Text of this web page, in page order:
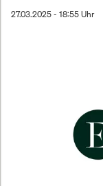
27.03.2025 - 18:55 Uhr